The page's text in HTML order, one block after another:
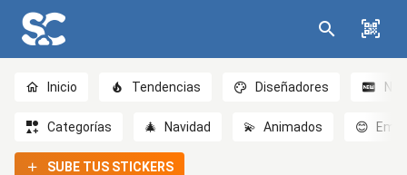
Inicio Tendencias Diseñadores
Categorías 🎄 Navidad 💫 Animados 😊
SUBE TUS STICKERS